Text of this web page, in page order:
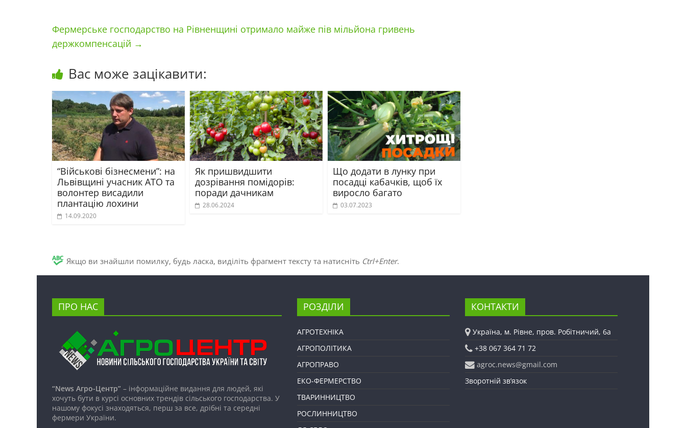
Фермерське господарство на Рівненщині отримало майже пів мільйона гривень
держкомпенсацій →
Вас може зацікавити:
“Військові бізнесмени”: на
Львівщині учасник АТО та
волонтер висадили
плантацію лохини
14.09.2020
Як пришвидшити
дозрівання помідорів:
поради дачникам
28.06.2024
Що додати в лунку при
посадці кабачків, щоб їх
виросло багато
03.07.2023
Якщо ви знайшли помилку, будь ласка, виділіть фрагмент тексту та натисніть Ctrl+Enter.
ПРО НАС
“News Агро-Центр” – інформаційне видання для людей, які
хочуть бути в курсі основних трендів сільського господарства. У
нашому фокусі знаходяться, перш за все, дрібні та середні
фермери України.
РОЗДІЛИ
АГРОТЕХНІКА
АГРОПОЛІТИКА
АГРОПРАВО
ЕКО-ФЕРМЕРСТВО
ТВАРИННИЦТВО
РОСЛИННИЦТВО
КОНТАКТИ
Україна, м. Рівне, пров. Робітничий, 6а
+38 067 364 71 72
agroc.news@gmail.com
Зворотній зв’язок